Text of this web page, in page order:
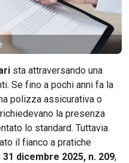
sta attraversando una
Se fino a pochi anni fa la
polizza assicurativa o
la presenza
lo standard. Tuttavia
il fianco a pratiche
dicembre 2025, n. 209,